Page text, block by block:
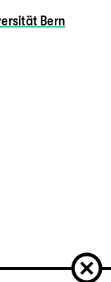
Bern